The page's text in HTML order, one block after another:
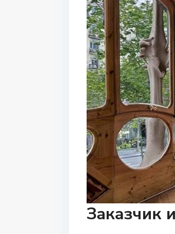
Заказчик